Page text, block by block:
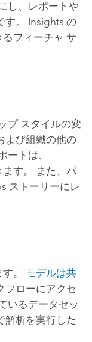
し、レポートや
。 Insights の
フィーチャ サ
プ スタイルの変
よび組織の他の
ートは、
す。 また、パ
ストーリーにレ
。 モデルは共
フローにアクセ
いるデータセッ
解析を実行した